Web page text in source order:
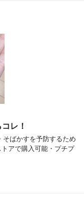
レ！
ばかすを予防するため
アで購入可能・プチプ